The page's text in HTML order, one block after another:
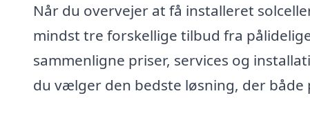
Når du overvejer at få installeret
mindst tre forskellige tilbud fra
sammenligne priser, services og
du vælger den bedste løsning, der